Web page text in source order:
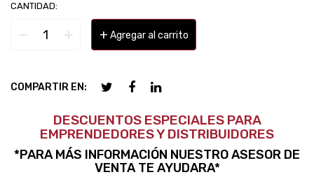
CANTIDAD:
− + + Agregar al carrito
COMPARTIR EN:
DESCUENTOS ESPECIALES PARA
EMPRENDEDORES Y DISTRIBUIDORES
*PARA MÁS INFORMACIÓN NUESTRO ASESOR DE
VENTA TE AYUDARA*